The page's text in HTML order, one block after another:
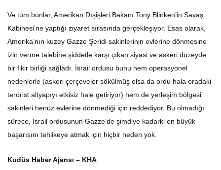
Ve tüm bunlar, Amerikan Dışişleri Bakanı Tony Blinken’in Savaş
Kabinesi’ne yaptığı ziyaret sırasında gerçekleşiyor. Esas olarak,
Amerika’nın kuzey Gazze Şeridi sakinlerinin evlerine dönmesine
izin verme talebine şiddetle karşı çıkan siyasi ve askeri düzeyde
bir fikir birliği sağladı. İsrail ordusu bunu hem operasyonel
nedenlerle (askeri çerçeveler sökülmüş olsa da ordu hala oradaki
terörist altyapıyı etkisiz hale getiriyor) hem de yerleşim bölgesi
sakinleri henüz evlerine dönmediği için reddediyor. Bu olmadığı
sürece, İsrail ordusunun Gazze’de şimdiye kadarki en büyük
başarısını tehlikeye atmak için hiçbir neden yok.
Kudüs Haber Ajansı – KHA